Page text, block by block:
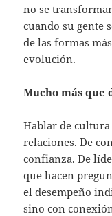
no se
cuando su gente
de las formas
evolución.
Mucho más que
Hablar de cultura
relaciones. De
confianza. De
que hacen
el desempeño
sino con